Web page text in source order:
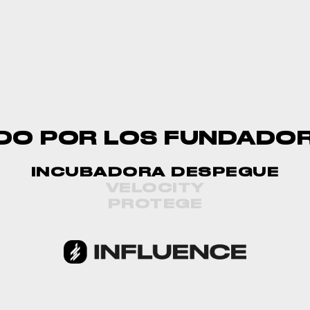
POR LOS
INCUBADORA DESPEGUE
VELOCITY
PROTEGE